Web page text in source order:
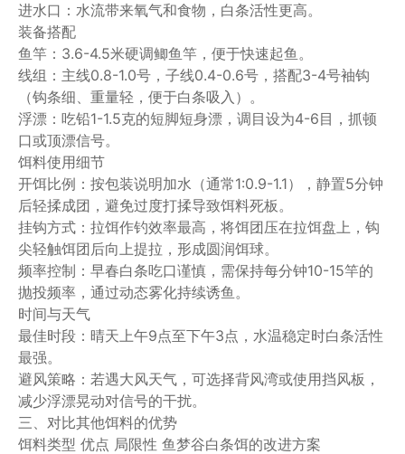
进水口：水流带来氧气和食物，白条活性更高。
装备搭配
鱼竿：3.6-4.5米硬调鲫鱼竿，便于快速起鱼。
线组：主线0.8-1.0号，子线0.4-0.6号，搭配3-4号袖钩
（钩条细、重量轻，便于白条吸入）。
浮漂：吃铅1-1.5克的短脚短身漂，调目设为4-6目，抓顿
口或顶漂信号。
饵料使用细节
开饵比例：按包装说明加水（通常1:0.9-1.1），静置5分钟
后轻揉成团，避免过度打揉导致饵料死板。
挂钩方式：拉饵作钓效率最高，将饵团压在拉饵盘上，钩
尖轻触饵团后向上提拉，形成圆润饵球。
频率控制：早春白条吃口谨慎，需保持每分钟10-15竿的
抛投频率，通过动态雾化持续诱鱼。
时间与天气
最佳时段：晴天上午9点至下午3点，水温稳定时白条活性
最强。
避风策略：若遇大风天气，可选择背风湾或使用挡风板，
减少浮漂晃动对信号的干扰。
三、对比其他饵料的优势
饵料类型 优点 局限性 鱼梦谷白条饵的改进方案